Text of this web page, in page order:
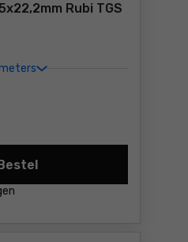
Rubi TGS
Diamantschijf 125x22,2mm